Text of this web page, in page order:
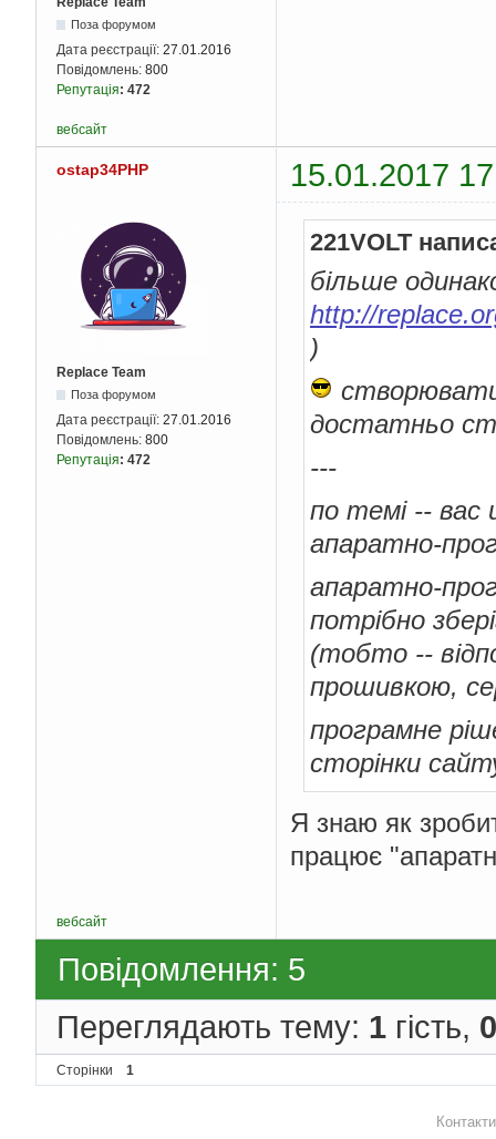
Поза форумом
Дата реєстрації: 27.01.2016
Повідомлень: 800
Репутація: 472
вебсайт
ostap34PHP 15.01.2017
Replace Team
Поза форумом
Дата реєстрації: 27.01.2016
Повідомлень: 800
Репутація: 472
221VOLT
більше
http://
)
достатньо
---
по темі -- вас
апаратно-
апаратно-
потрібно
(тобто --
прошивкою,
програмне
сторінки
Я знаю як
працює
вебсайт
Повідомлення: 5
Переглядають тему: 1 гість, 0
Сторінки 1